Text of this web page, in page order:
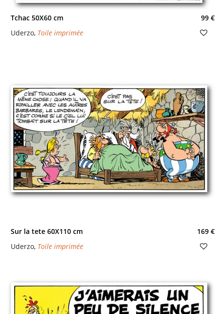
Tchac 50X60 cm
99 €
Uderzo, Toile imprimée
Sur la tete 60X110 cm
169 €
Uderzo, Toile imprimée